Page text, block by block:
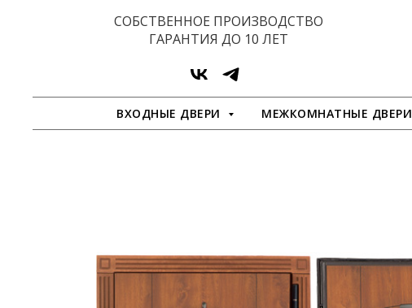
СОБСТВЕННОЕ ПРОИЗВОДСТВО
ГАРАНТИЯ ДО 10 ЛЕТ
ВХОДНЫЕ ДВЕРИ МЕЖКОМНАТНЫЕ ДВЕРИ